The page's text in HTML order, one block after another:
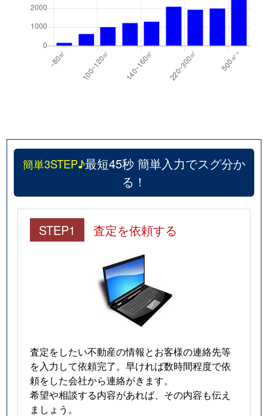
簡単3STEP♪最短45秒 簡単入力でスグ分か
る！
STEP1 査定を依頼する
査定をしたい不動産の情報とお客様の連絡先等
を入力して依頼完了。早ければ数時間程度で依
頼をした会社から連絡がきます。
希望や相談する内容があれば、その内容も伝え
ましょう。